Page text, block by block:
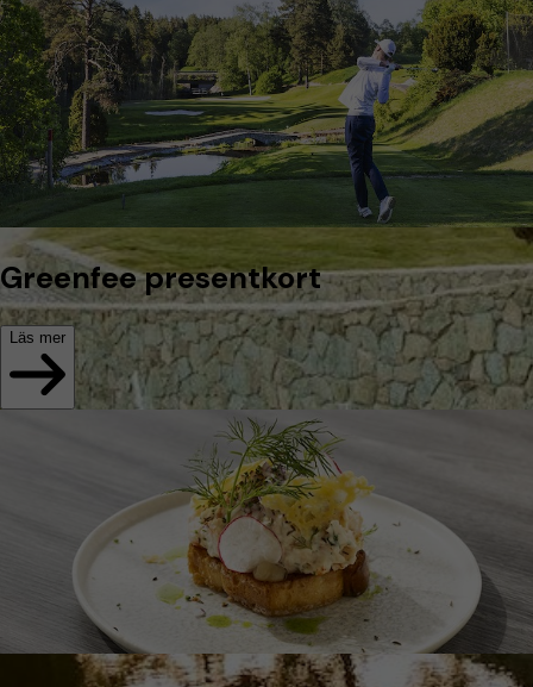
Greenfee presentkort
Läs mer